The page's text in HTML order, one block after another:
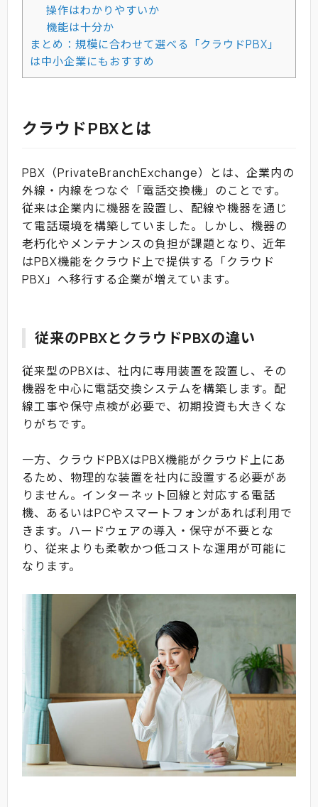
操作はわかりやすいか
機能は十分か
まとめ：規模に合わせて選べる「クラウドPBX」
は中小企業にもおすすめ
クラウドPBXとは
PBX（PrivateBranchExchange）とは、企業内の
外線・内線をつなぐ「電話交換機」のことです。
従来は企業内に機器を設置し、配線や機器を通じ
て電話環境を構築していました。しかし、機器の
老朽化やメンテナンスの負担が課題となり、近年
はPBX機能をクラウド上で提供する「クラウド
PBX」へ移行する企業が増えています。
従来のPBXとクラウドPBXの違い
従来型のPBXは、社内に専用装置を設置し、その
機器を中心に電話交換システムを構築します。配
線工事や保守点検が必要で、初期投資も大きくな
りがちです。
一方、クラウドPBXはPBX機能がクラウド上にあ
るため、物理的な装置を社内に設置する必要があ
りません。インターネット回線と対応する電話
機、あるいはPCやスマートフォンがあれば利用で
きます。ハードウェアの導入・保守が不要とな
り、従来よりも柔軟かつ低コストな運用が可能に
なります。